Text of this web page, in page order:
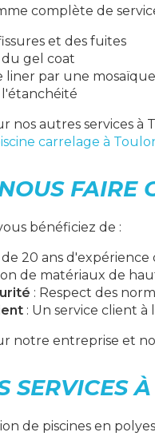
complète de
et des fuites
gel coat
liner par une mosaïque
nos autres services
carrelage à
FAIRE
bénéficiez de :
de 20 ans
de matériaux de
: Respect des
: Un service client
notre entreprise et
SERVICES
de piscines en